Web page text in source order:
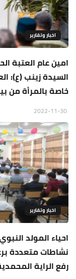
اخبار وتقارير
امين عام العتبة
السيدة زينب (ع):
خاصة بالمرأة من
اخبار وتقارير
احياء المولد
نشاطات متعددة
رفع الراية